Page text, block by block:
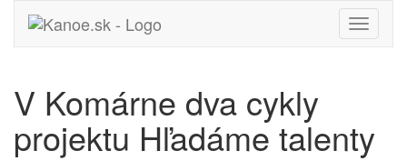
Toggle
V Komárne dva cykly
projektu Hľadáme talenty